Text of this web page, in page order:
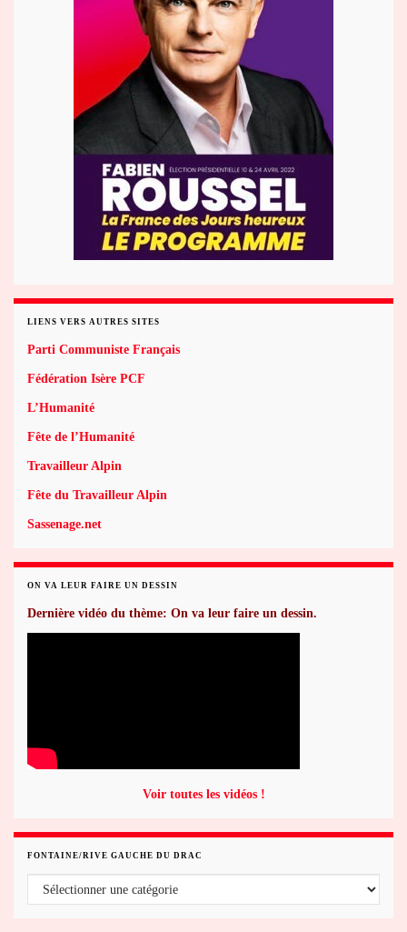
LIENS VERS AUTRES SITES
Parti Communiste Français
Fédération Isère PCF
L’Humanité
Fête de l’Humanité
Travailleur Alpin
Fête du Travailleur Alpin
Sassenage.net
ON VA LEUR FAIRE UN DESSIN
Dernière vidéo du thème: On va leur faire un dessin.
Voir toutes les vidéos !
FONTAINE/RIVE GAUCHE DU DRAC